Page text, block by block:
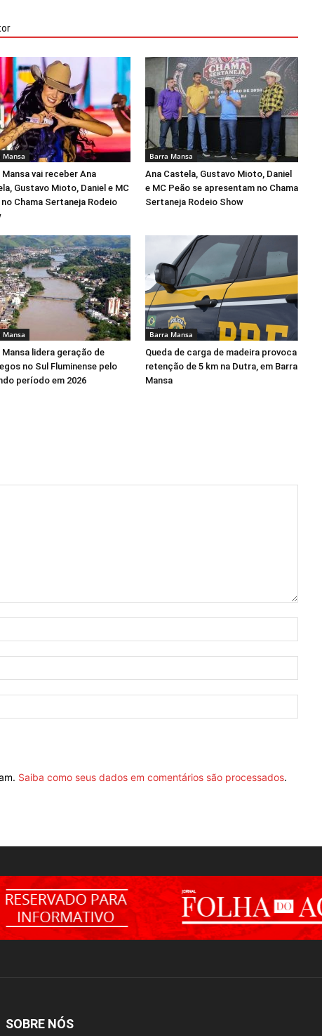
Mansa
Mansa vai receber Ana
Gustavo Mioto, Daniel e MC
no Chama Sertaneja Rodeio
Barra Mansa
Ana Castela, Gustavo Mioto, Daniel
e MC Peão se apresentam no Chama
Sertaneja Rodeio Show
Mansa
Mansa lidera geração de
no Sul Fluminense pelo
período em 2026
Barra Mansa
Queda de carga de madeira provoca
retenção de 5 km na Dutra, em Barra
Mansa
Saiba como seus dados em comentários são processados.
SOBRE NÓS